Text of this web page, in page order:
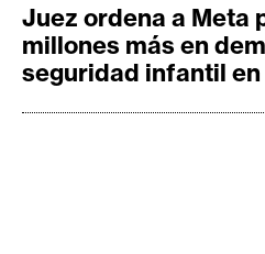
Juez ordena a Meta
millones más en
seguridad infantil